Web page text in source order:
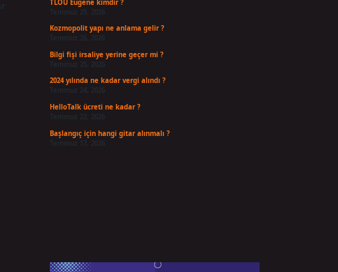
TLOU Eugene kimdir ?
Kozmopolit yapı ne anlama gelir ?
Bilgi fişi irsaliye yerine geçer mi ?
Temmuz 25, 2026
2024 yılında ne kadar vergi alındı ?
HelloTalk ücreti ne kadar ?
Başlangıç için hangi gitar alınmalı ?